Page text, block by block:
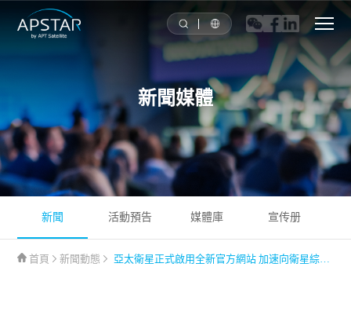
關於我們
亞太衛星星隊
解决方案
工具
新聞媒體
新聞 活動預告 媒體庫 宣传册
首頁 新聞動態 亞太衛星正式啟用全新官方網站 加速向衛星綜合服務商戰略轉型